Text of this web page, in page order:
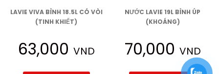
LAVIE VIVA BÌNH 18.5L CÓ VÒI
(TINH KHIẾT)
63,000 VND
NƯỚC LAVIE 19L BÌNH ÚP
(KHOÁNG)
70,000 VND